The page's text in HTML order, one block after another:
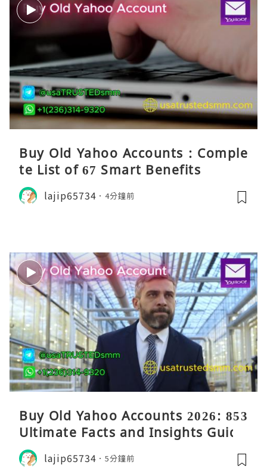
Buy Old Yahoo Accounts : Comple
te List of 67 Smart Benefits
lajip65734 4分鐘前
Buy Old Yahoo Accounts 2026: 853
Ultimate Facts and Insights Guide
lajip65734 5分鐘前